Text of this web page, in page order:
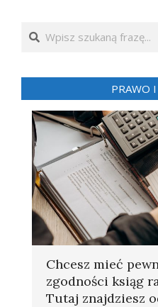
Search
PRAWO
Chcesz mieć
zgodności ksiąg
Tutaj znajdziesz